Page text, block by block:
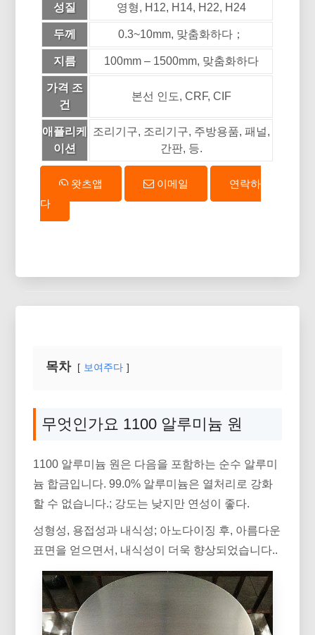
성질 영형, H12, H14, H22, H24
두께 0.3~10mm, 맞춤화하다；
지름 100mm – 1500mm, 맞춤화하다
가격 조
건
본선 인도, CRF, CIF
애플리케
이션
조리기구, 조리기구, 주방용품, 패널,
간판, 등.
왓츠앱 이메일
연락하
다
목차 보여주다
무엇인가요 1100 알루미늄 원
1100 알루미늄 원은 다음을 포함하는 순수 알루미
늄 합금입니다. 99.0% 알루미늄은 열처리로 강화
할 수 없습니다.; 강도는 낮지만 연성이 좋다.
성형성, 용접성과 내식성; 아노다이징 후, 아름다운
표면을 얻으면서, 내식성이 더욱 향상되었습니다..